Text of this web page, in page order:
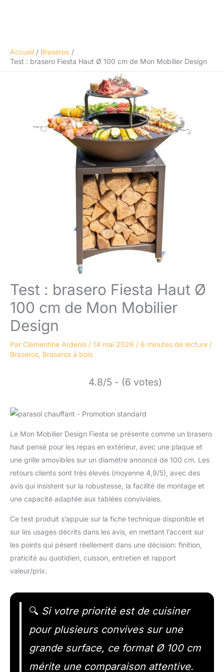
Accueil
Braseros
Test : brasero Fiesta Haut Ø 100 cm de Mon Mobilier Design
Test : brasero Fiesta Haut Ø
100 cm de Mon Mobilier
Design
Par Clémentine Ardenis / 14 mai 2026 / 6 minutes de lecture /
Braseros, Braseros à bois
4.8/5 - (6 votes)
Le Mon Mobilier Design Fiesta se présente comme un brasero
haut pensé pour les repas en extérieur, avec une plaque et
une grille amovibles sur un diamètre annoncé de 100 cm. Les
retours clients sont très élevés (moyenne 4,9/5), avec des
avis qui insistent sur la robustesse, la facilité de montage et
une capacité adaptée aux tablées conviviales.
Ce test produit s’appuie sur la fiche technique disponible et
sur les usages décrits dans les avis, en mettant l’accent sur
les points qui pèsent réellement dans une décision: finition,
praticité au quotidien, cuisson, entretien et rapport
valeur/prix.
🔍 Si votre priorité est de cuisiner
pour plusieurs convives sur une
grande surface, ce format Ø 100 cm
mérite une comparaison attentive.